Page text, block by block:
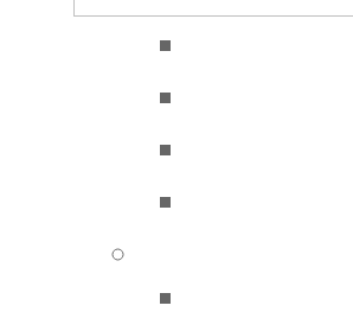
Besucher seit 20.09.1999: 19445582